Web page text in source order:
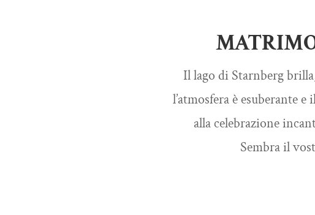
Il lago di Starnberg
l’atmosfera è esuberante
alla celebrazione
Sembra il